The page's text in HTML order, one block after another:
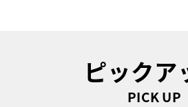
ピックア
PICK UP